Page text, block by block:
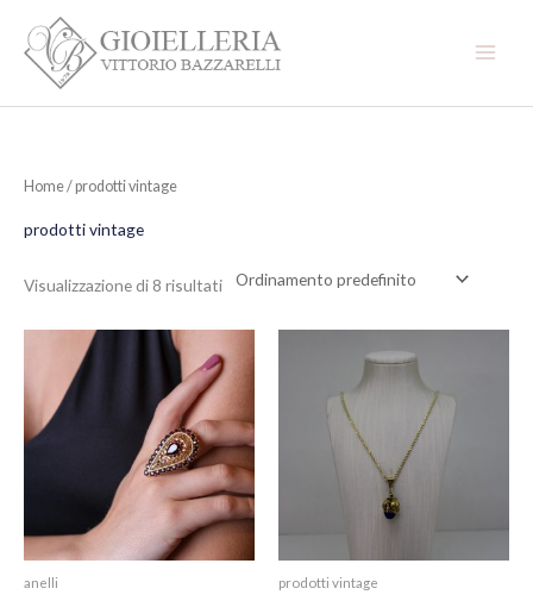
contenuto
Home/ prodotti vintage
prodotti vintage
Visualizzazione di 8 risultati
anelli prodotti vintage